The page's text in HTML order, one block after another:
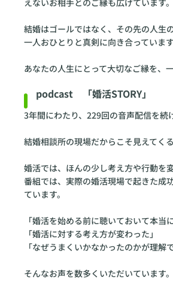
結婚はゴールではなく、その先の人生
一人おひとりと真剣に向き合っています
あなたの人生にとって大切なご縁を、
podcast 「婚活STORY」
3年間にわたり、229回の音声配信を続
結婚相談所の現場だからこそ見えてく
婚活では、ほんの少し考え方や行動を
番組では、実際の婚活現場で起きた成
ています。
「婚活を始める前に聴いておいて本当
「婚活に対する考え方が変わった」
「なぜうまくいかなかったのかが理解
そんなお声を数多くいただいています。